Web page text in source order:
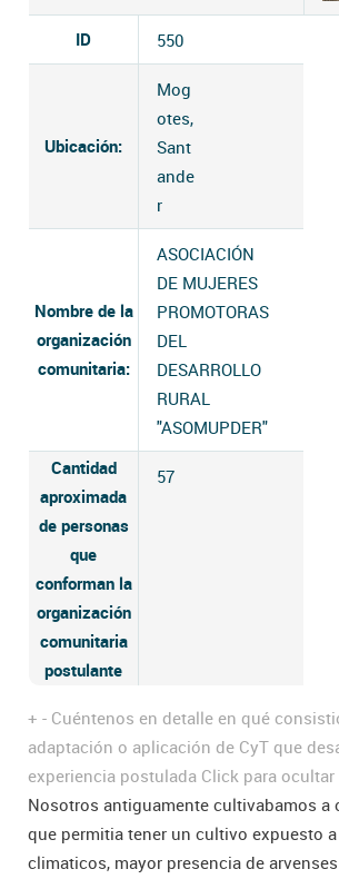
ID 550
Ubicación:
Mog
otes,
Sant
ande
r
Nombre de la
organización
comunitaria:
ASOCIACIÓN
DE MUJERES
PROMOTORAS
DEL
DESARROLLO
RURAL
"ASOMUPDER"
Cantidad
aproximada
de personas
que
conforman la
organización
comunitaria
postulante
57
+ - Cuéntenos en detalle en qué
adaptación o aplicación de CyT que
experiencia postulada Click para ocultar
Nosotros antiguamente cultivabamos a
que permitia tener un cultivo expuesto
climaticos, mayor presencia de